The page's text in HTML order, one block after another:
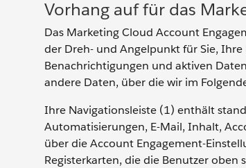
Vorhang auf für das
Das Marketing Cloud Account
der Dreh- und Angelpunkt für Sie,
Benachrichtigungen und aktiven
andere Daten, über die wir im
Ihre Navigationsleiste (1) enthält
Automatisierungen, E-Mail, Inhalt,
über die Account Engagement-
Registerkarten, die die Benutzer oben